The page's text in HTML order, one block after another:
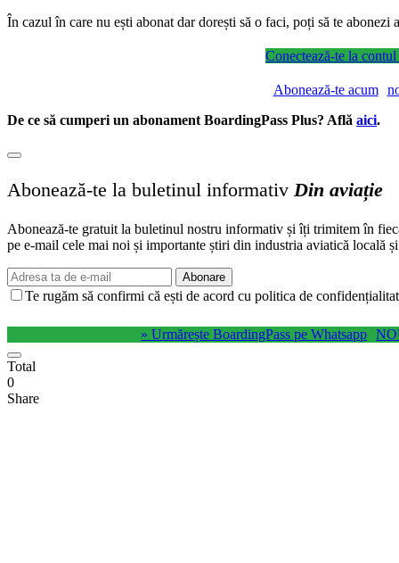
În cazul în care nu ești abonat dar dorești să o faci, poți să te
Conectează-te la contul
Abonează-te acum
De ce să cumperi un abonament BoardingPass Plus? Află aici.
Abonează-te la buletinul informativ Din aviație
Abonează-te gratuit la buletinul nostru informativ și îți trimitem în
pe e-mail cele mai noi și importante știri din industria aviatică locală
Abonare
Te rugăm să confirmi că ești de acord cu politica de
» Urmărește BoardingPass pe Whatsapp
Total
0
Share